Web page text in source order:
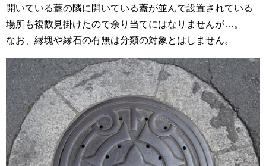
開いている蓋の隣に開いている蓋が並んで設置されている
場所も複数見掛けたので余り当てにはなりませんが…。
なお、縁塊や縁石の有無は分類の対象とはしません。